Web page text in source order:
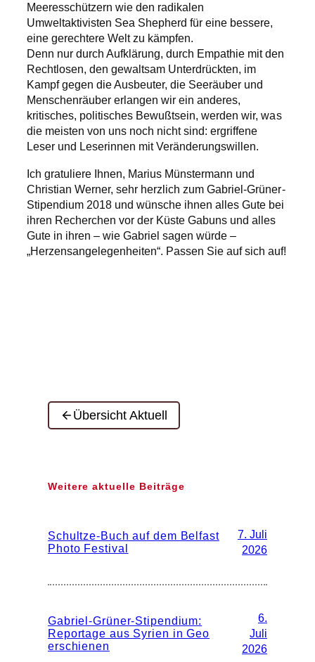
Meeresschützern wie den radikalen
Umweltaktivisten Sea Shepherd für eine bessere,
eine gerechtere Welt zu kämpfen.
Denn nur durch Aufklärung, durch Empathie mit den
Rechtlosen, den gewaltsam Unterdrückten, im
Kampf gegen die Ausbeuter, die Seeräuber und
Menschenräuber erlangen wir ein anderes,
kritisches, politisches Bewußtsein, werden wir, was
die meisten von uns noch nicht sind: ergriffene
Leser und Leserinnen mit Veränderungswillen.
Ich gratuliere Ihnen, Marius Münstermann und
Christian Werner, sehr herzlich zum Gabriel-Grüner-
Stipendium 2018 und wünsche ihnen alles Gute bei
ihren Recherchen vor der Küste Gabuns und alles
Gute in ihren – wie Gabriel sagen würde –
„Herzensangelegenheiten“. Passen Sie auf sich auf!
Übersicht Aktuell
Weitere aktuelle Beiträge
Schultze-Buch auf dem Belfast
Photo Festival
7. Juli
2026
Gabriel-Grüner-Stipendium:
Reportage aus Syrien in Geo
erschienen
6.
Juli
2026